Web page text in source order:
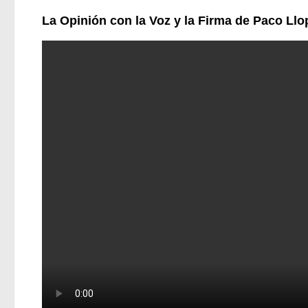
La Opinión con la Voz y la Firma de Paco